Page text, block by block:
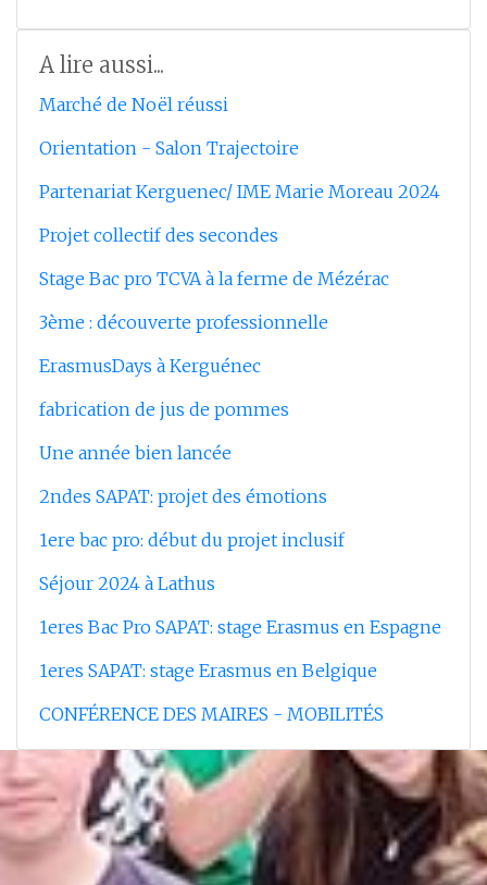
A lire aussi...
Marché de Noël réussi
Orientation - Salon Trajectoire
Partenariat Kerguenec/ IME Marie Moreau 2024
Projet collectif des secondes
Stage Bac pro TCVA à la ferme de Mézérac
3ème : découverte professionnelle
ErasmusDays à Kerguénec
fabrication de jus de pommes
Une année bien lancée
2ndes SAPAT: projet des émotions
1ere bac pro: début du projet inclusif
Séjour 2024 à Lathus
1eres Bac Pro SAPAT: stage Erasmus en Espagne
1eres SAPAT: stage Erasmus en Belgique
CONFÉRENCE DES MAIRES - MOBILITÉS